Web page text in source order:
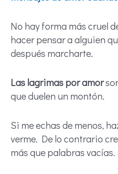
No hay forma más cruel
hacer pensar a alguien
después marcharte.
Las lagrimas por amor
que duelen un montón.
Si me echas de menos,
verme. De lo contrario
más que palabras vacías.